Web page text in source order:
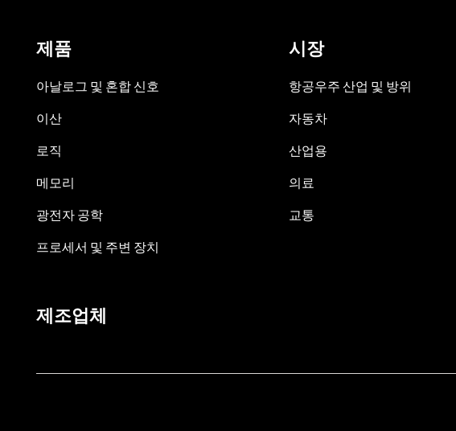
제품
아날로그 및 혼합 신호
이산
로직
메모리
광전자 공학
프로세서 및 주변 장치
시장
항공우주 산업 및 방위
자동차
산업용
의료
교통
제조업체